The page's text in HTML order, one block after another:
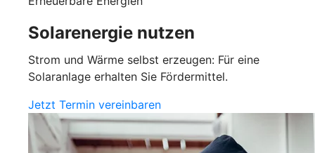
Solarenergie nutzen
Strom und Wärme selbst erzeugen: Für eine
Solaranlage erhalten Sie Fördermittel.
Jetzt Termin vereinbaren